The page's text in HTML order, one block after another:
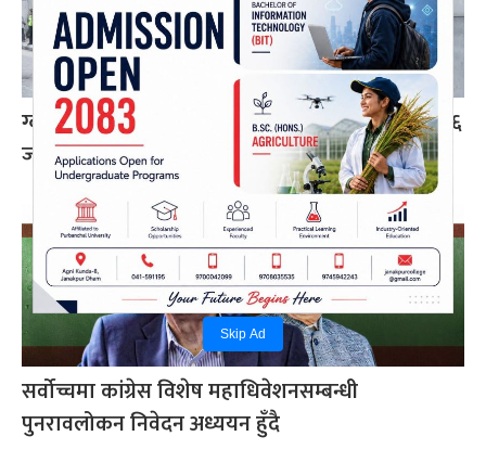
Skip Ad
ग्वार्को फ्लाईओभरमा बस दुर्घटना : एक महिलाको मृत्यु, ६
जना घाइते
सर्वोच्चमा कांग्रेस विशेष महाधिवेशनसम्बन्धी
पुनरावलोकन निवेदन अध्ययन हुँदै